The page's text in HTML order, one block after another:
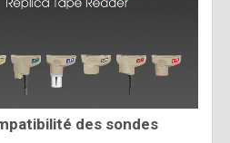
des sondes